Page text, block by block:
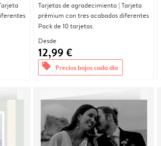
Tarjetas de agradecimiento | Tarjeta
prémium con tres acabados diferentes
Pack de 10 tarjetas
Desde
12,99 €
offers Precios bajos cada día